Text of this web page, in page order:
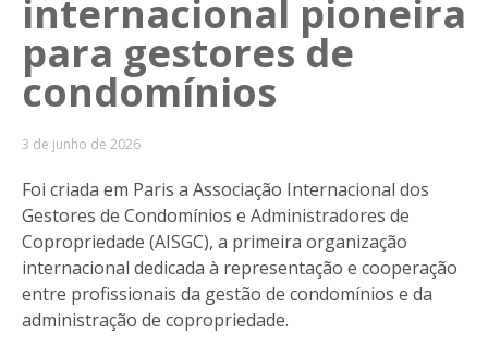
internacional pioneira
para gestores de
condomínios
3 de junho de 2026
Foi criada em Paris a Associação Internacional dos
Gestores de Condomínios e Administradores de
Copropriedade (AISGC), a primeira organização
internacional dedicada à representação e cooperação
entre profissionais da gestão de condomínios e da
administração de copropriedade.